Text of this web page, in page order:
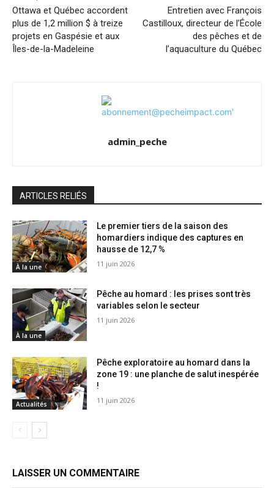
Ottawa et Québec accordent
plus de 1,2 million $ à treize
projets en Gaspésie et aux
Îles-de-la-Madeleine
Entretien avec François
Castilloux, directeur de l’École
des pêches et de
l’aquaculture du Québec
admin_peche
ARTICLES RELIÉS
À la une
Le premier tiers de la saison des
homardiers indique des captures en
hausse de 12,7 %
11 juin 2026
À la une
Pêche au homard : les prises sont très
variables selon le secteur
11 juin 2026
Actualités
Pêche exploratoire au homard dans la
zone 19 : une planche de salut inespérée
!
11 juin 2026
LAISSER UN COMMENTAIRE